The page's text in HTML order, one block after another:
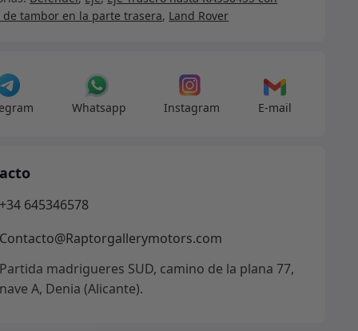
de tambor en la parte trasera, Land Rover
Whatsapp Instagram E-mail
+34 645346578
Contacto@Raptorgallerymotors.com
Partida madrigueres SUD, camino de la plana 77,
nave A, Denia (Alicante).